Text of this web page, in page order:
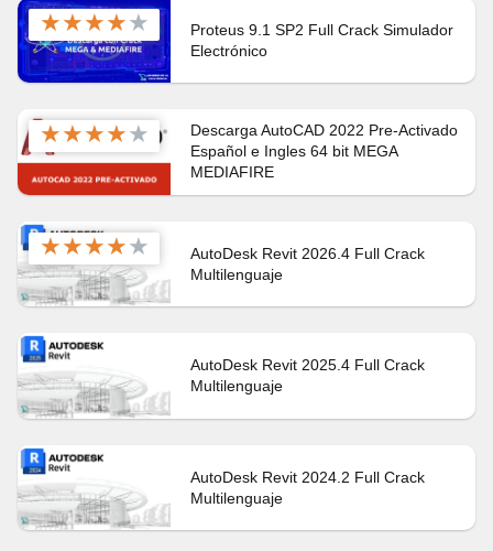
★★★★★
Proteus 9.1 SP2 Full Crack Simulador
Electrónico
★★★★★
Descarga AutoCAD 2022 Pre-Activado
Español e Ingles 64 bit MEGA
MEDIAFIRE
★★★★★
AutoDesk Revit 2026.4 Full Crack
Multilenguaje
AutoDesk Revit 2025.4 Full Crack
Multilenguaje
AutoDesk Revit 2024.2 Full Crack
Multilenguaje